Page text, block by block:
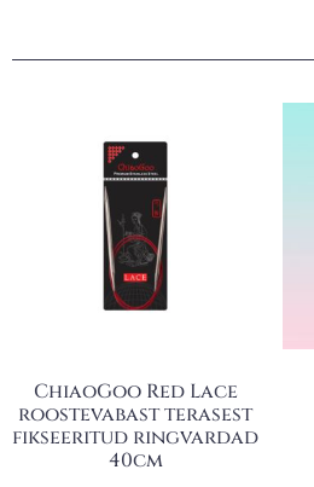
ChiaoGoo Red Lace
roostevabast terasest
fikseeritud ringvardad
40cm